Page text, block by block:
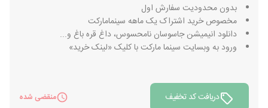
بدون محدودیت سفارش اول
مخصوص خرید اشتراک یک ماهه سینمامارکت
دانلود انیمیشن جاسوسان نامحسوس، داغ قره باغ و...
ورود به وبسایت سینما مارکت با کلیک «لینک خرید»
دریافت کد تخفیف منقضی شده